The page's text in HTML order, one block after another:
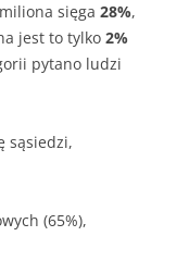
sięga 28%,
jest to tylko 2%
pytano ludzi
sąsiedzi,
(65%),